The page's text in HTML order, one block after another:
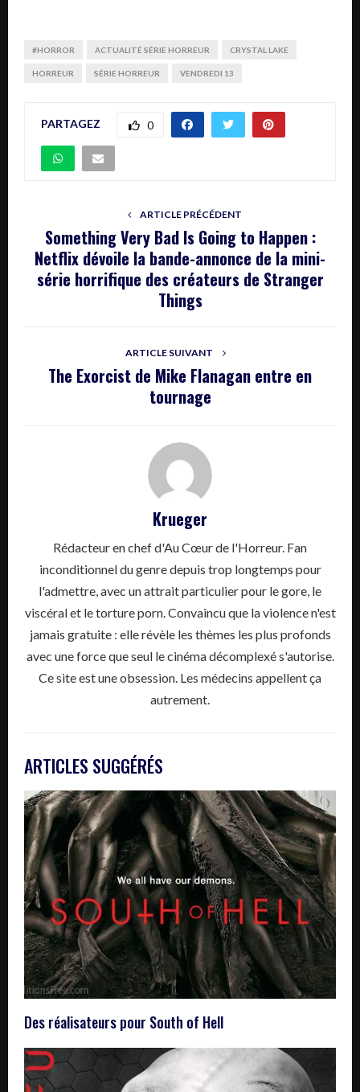
#HORROR ACTUALITÉ SÉRIE HORREUR CRYSTAL LAKE
HORREUR SÉRIE HORREUR VENDREDI 13
PARTAGEZ 0
ARTICLE PRÉCÉDENT
Something Very Bad Is Going to Happen :
Netflix dévoile la bande-annonce de la mini-
série horrifique des créateurs de Stranger
Things
ARTICLE SUIVANT
The Exorcist de Mike Flanagan entre en
tournage
Krueger
Rédacteur en chef d'Au Cœur de l'Horreur. Fan
inconditionnel du genre depuis trop longtemps pour
l'admettre, avec un attrait particulier pour le gore, le
viscéral et le torture porn. Convaincu que la violence n'est
jamais gratuite : elle révèle les thèmes les plus profonds
avec une force que seul le cinéma décomplexé s'autorise.
Ce site est une obsession. Les médecins appellent ça
autrement.
ARTICLES SUGGÉRÉS
Des réalisateurs pour South of Hell